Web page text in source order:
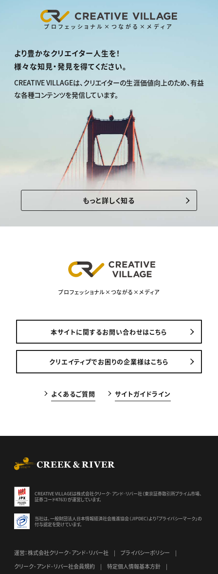
プロフェッショナル×つながる×メディア
より豊かなクリエイター人生を！
様々な知見・発見を得てください。
CREATIVE VILLAGEは、 クリエイターの生涯価値向上のため、有益
な各種コンテンツを発信しています。
もっと詳しく知る
プロフェッショナル×つながる×メディア
本サイトに関するお問い合わせはこちら
クリエイティブでお困りの企業様はこちら
よくあるご質問 サイトガイドライン
CREATIVE VILLAGEは株式会社クリーク･アンド･リバー社（東京証券取引所プライム市場、
証券コード4763）が運営しています。
当社は、一般財団法人日本情報経済社会推進協会（JIPDEC）より 「プライバシーマーク」の
付与認定を受けています。
運営：株式会社クリーク･アンド･リバー社
プライバシーポリシー
クリーク･アンド･リバー社会員規約
特定個人情報基本方針